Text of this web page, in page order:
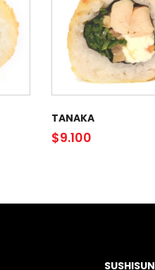
TANAKA
$9.100
SUSHISUN